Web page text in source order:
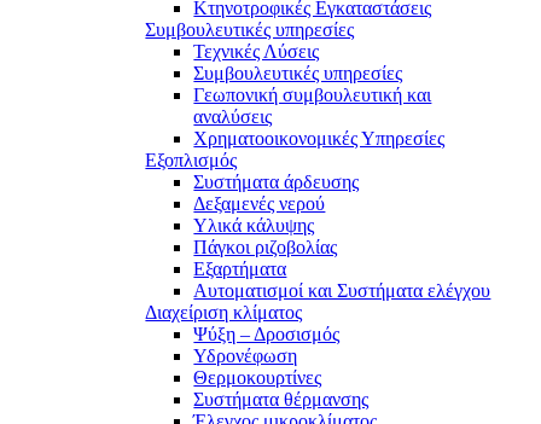
Κτηνοτροφικές Εγκαταστάσεις
Συμβουλευτικές υπηρεσίες
Τεχνικές Λύσεις
Συμβουλευτικές υπηρεσίες
Γεωπονική συμβουλευτική και
αναλύσεις
Χρηματοοικονομικές Υπηρεσίες
Εξοπλισμός
Συστήματα άρδευσης
Δεξαμενές νερού
Υλικά κάλυψης
Πάγκοι ριζοβολίας
Εξαρτήματα
Αυτοματισμοί και Συστήματα ελέγχου
Διαχείριση κλίματος
Ψύξη – Δροσισμός
Υδρονέφωση
Θερμοκουρτίνες
Συστήματα θέρμανσης